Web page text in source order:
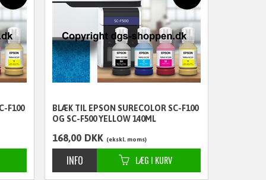
F100
BLÆK TIL EPSON SURECOLOR SC-F100
OG SC-F500 YELLOW 140ML
168,00 DKK ekskl. moms